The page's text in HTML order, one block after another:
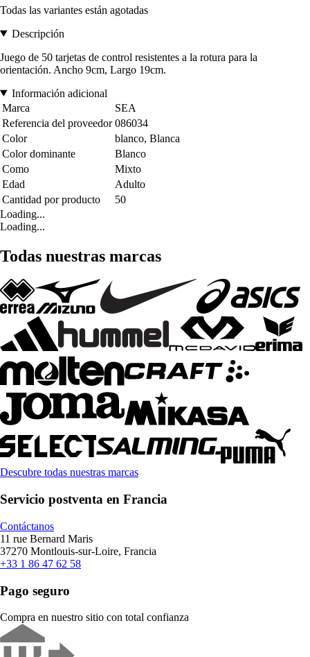
Todas las variantes están agotadas
Descripción
Juego de 50 tarjetas de control resistentes a la rotura para la
orientación. Ancho 9cm, Largo 19cm.
Información adicional
Marca
SEA
Referencia del proveedor 086034
Color
blanco, Blanca
Color dominante
Blanco
Como
Mixto
Edad
Adulto
Cantidad por producto
50
Loading...
Loading...
Todas nuestras marcas
Descubre todas nuestras marcas
Servicio postventa en Francia
Contáctanos
11 rue Bernard Maris
37270 Montlouis-sur-Loire, Francia
+33 1 86 47 62 58
Pago seguro
Compra en nuestro sitio con total confianza